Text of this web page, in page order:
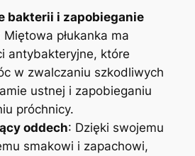
bakterii i zapobieganie
Miętowa płukanka ma
antybakteryjne, które
w zwalczaniu szkodliwych
ustnej i zapobieganiu
próchnicy.
oddech: Dzięki swojemu
smakowi i zapachowi,